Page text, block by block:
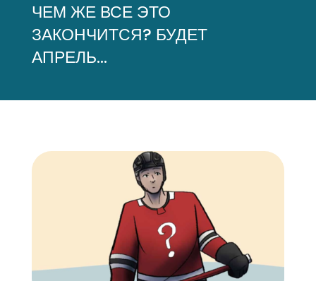
ЧЕМ ЖЕ ВСЕ ЭТО
ЗАКОНЧИТСЯ? БУДЕТ
АПРЕЛЬ…